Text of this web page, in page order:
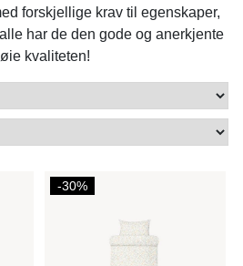
forskjellige krav til egenskaper,
har de den gode og anerkjente
kvaliteten!
-30%